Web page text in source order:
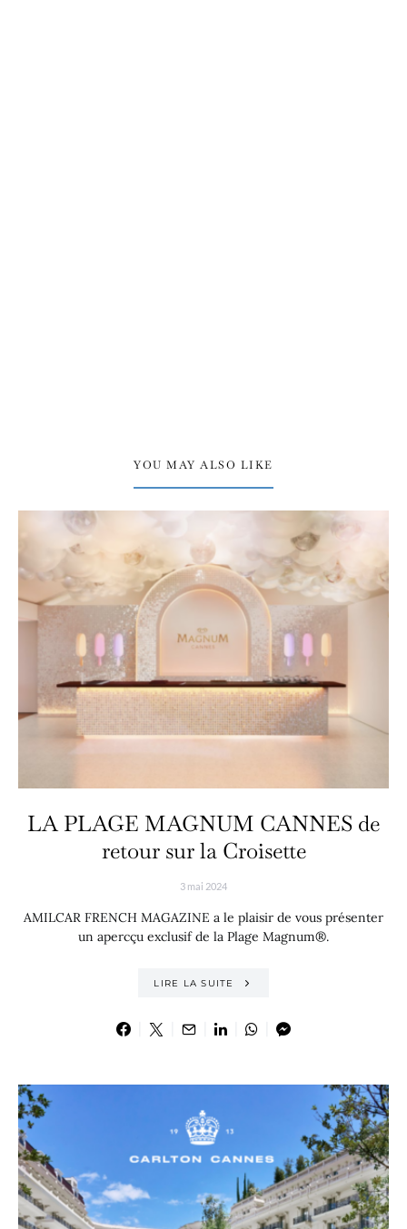
YOU MAY ALSO LIKE
LA PLAGE MAGNUM CANNES de
retour sur la Croisette
3 mai 2024
AMILCAR FRENCH MAGAZINE a le plaisir de vous présenter
un apercçu exclusif de la Plage Magnum®.
LIRE LA SUITE